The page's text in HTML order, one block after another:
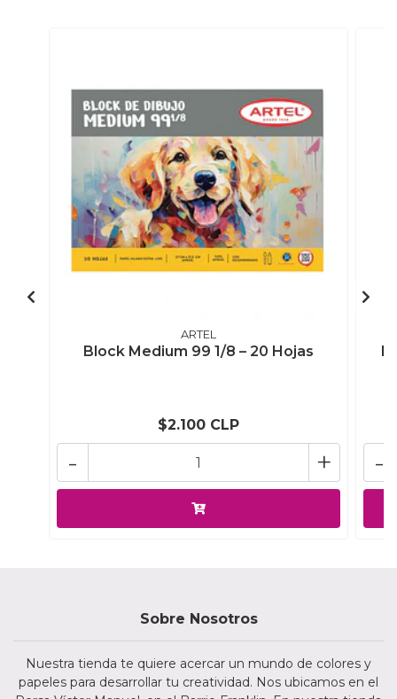
ARTEL
Block Medium 99 1/8 – 20 Hojas
$2.100 CLP
+
- -
Sobre Nosotros
Nuestra tienda te quiere acercar un mundo de colores y
papeles para desarrollar tu creatividad. Nos ubicamos en el